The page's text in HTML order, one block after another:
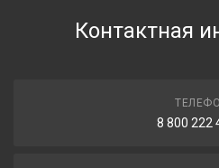
Контактная
8 800 222